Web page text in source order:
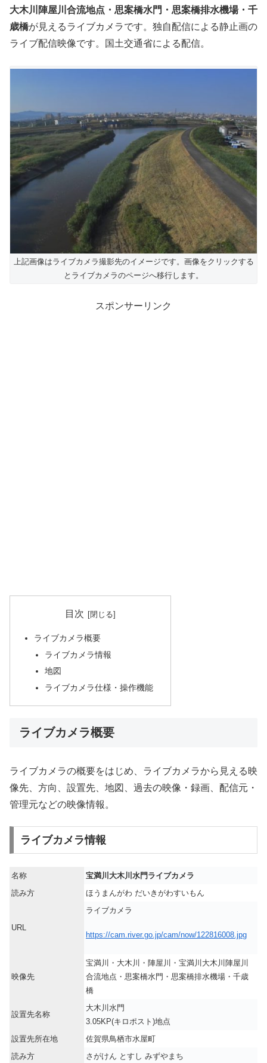
大木川陣屋川合流地点・思案橋水門・思案橋排水機場・千
歳橋が見えるライブカメラです。独自配信による静止画の
ライブ配信映像です。国土交通省による配信。
上記画像はライブカメラ撮影先のイメージです。画像をクリックする
とライブカメラのページへ移行します。
スポンサーリンク
目次
ライブカメラ概要
ライブカメラ情報
地図
ライブカメラ仕様・操作機能
ライブカメラ概要
ライブカメラの概要をはじめ、ライブカメラから見える映
像先、方向、設置先、地図、過去の映像・録画、配信元・
管理元などの映像情報。
ライブカメラ情報
名称
宝満川大木川水門ライブカメラ
読み方
ほうまんがわ だいきがわすいもん
URL
ライブカメラ
https://cam.river.go.jp/cam/now/122816008.jpg
映像先
宝満川・大木川・陣屋川・宝満川大木川陣屋川
合流地点・思案橋水門・思案橋排水機場・千歳
橋
設置先名称
大木川水門
3.05KP(キロポスト)地点
設置先所在地
佐賀県鳥栖市水屋町
読み方
さがけん とすし みずやまち